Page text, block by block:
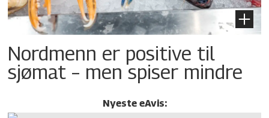
Nordmenn er positive til
sjømat – men spiser mindre
Nyeste eAvis: